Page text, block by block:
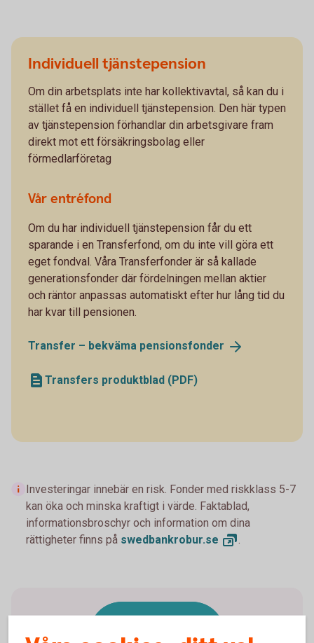
Individuell tjänstepension
Om din arbetsplats inte har kollektivavtal, så kan du i
stället få en individuell tjänstepension. Den här typen
av tjänstepension förhandlar din arbetsgivare fram
direkt mot ett försäkringsbolag eller
förmedlarföretag
Vår entréfond
Om du har individuell tjänstepension får du ett
sparande i en Transferfond, om du inte vill göra ett
eget fondval. Våra Transferfonder är så kallade
generationsfonder där fördelningen mellan aktier
och räntor anpassas automatiskt efter hur lång tid du
har kvar till pensionen.
Transfer – bekväma pensionsfonder
Transfers produktblad (PDF)
Investeringar innebär en risk. Fonder med riskklass 5-7
kan öka och minska kraftigt i värde. Faktablad,
informationsbroschyr och information om dina
rättigheter finns på swedbankrobur.se
Byt fonder